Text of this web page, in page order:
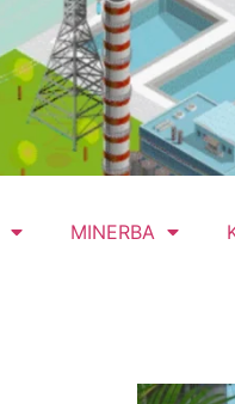
MINERBA